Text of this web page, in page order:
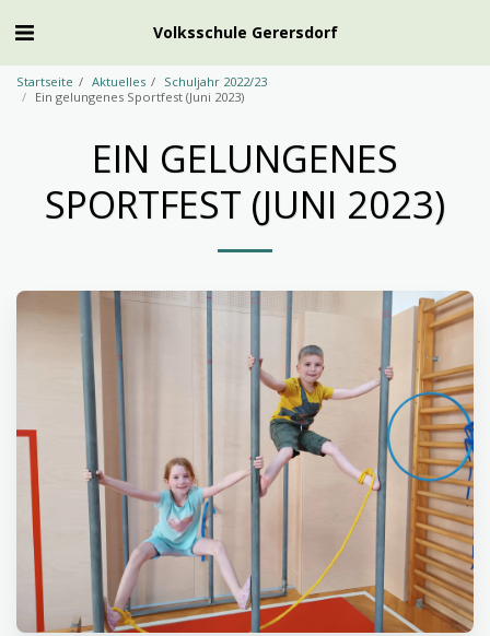
Volksschule Gerersdorf
Startseite Aktuelles
Schuljahr 2022/23
Ein gelungenes Sportfest (Juni 2023)
EIN GELUNGENES
SPORTFEST (JUNI 2023)